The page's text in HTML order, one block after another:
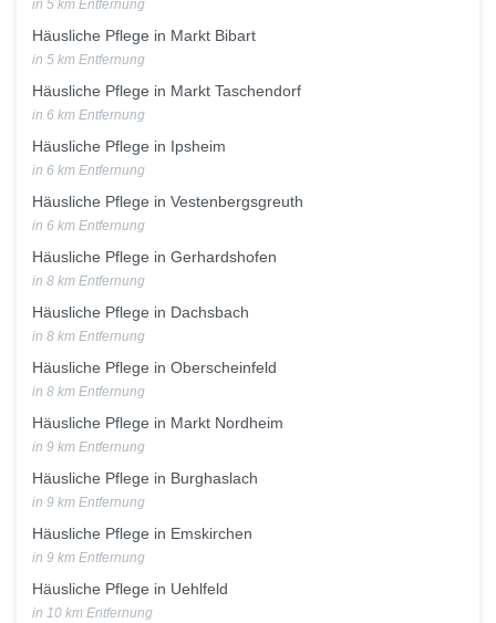
in 5 km Entfernung
Häusliche Pflege in Markt Bibart
in 5 km Entfernung
Häusliche Pflege in Markt Taschendorf
in 6 km Entfernung
Häusliche Pflege in Ipsheim
in 6 km Entfernung
Häusliche Pflege in Vestenbergsgreuth
in 6 km Entfernung
Häusliche Pflege in Gerhardshofen
in 8 km Entfernung
Häusliche Pflege in Dachsbach
in 8 km Entfernung
Häusliche Pflege in Oberscheinfeld
in 8 km Entfernung
Häusliche Pflege in Markt Nordheim
in 9 km Entfernung
Häusliche Pflege in Burghaslach
in 9 km Entfernung
Häusliche Pflege in Emskirchen
in 9 km Entfernung
Häusliche Pflege in Uehlfeld
in 10 km Entfernung